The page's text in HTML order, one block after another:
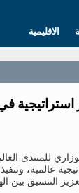
الاقليمية
في
للمنتدى
عالمية،
التنسيق بين